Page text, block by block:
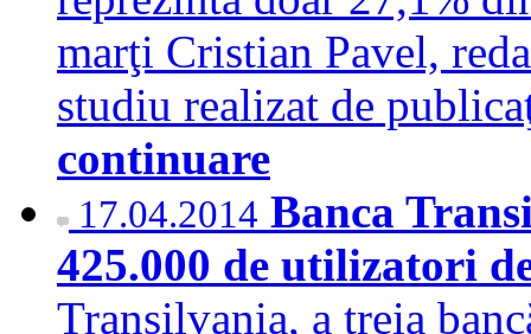
marţi Cristian Pavel,
studiu realizat de
continuare
17.04.2014 Banca
425.000 de utilizatori
Transilvania, a treia